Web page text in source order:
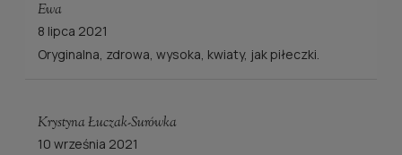
Ewa
8 lipca 2021
Oryginalna, zdrowa, wysoka, kwiaty, jak piłeczki.
Krystyna Łuczak-Surówka
10 września 2021